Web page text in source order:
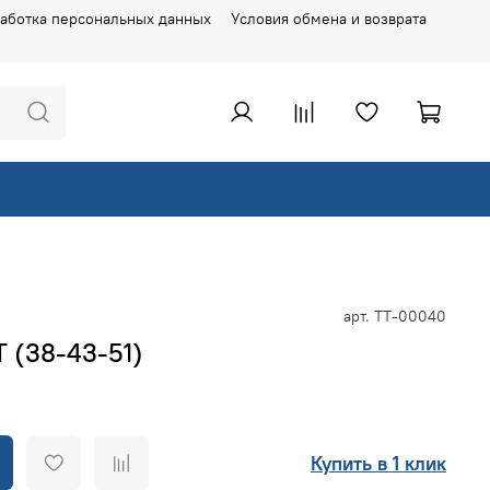
персональных данных Условия обмена и возврата
арт. ТТ-00040
(38-43-51)
Купить в 1 клик